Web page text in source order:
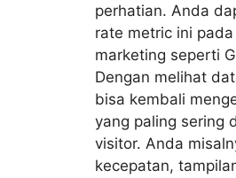
perhatian. Anda
rate metric ini
marketing seperti
Dengan melihat
bisa kembali
yang paling sering
visitor. Anda
kecepatan,